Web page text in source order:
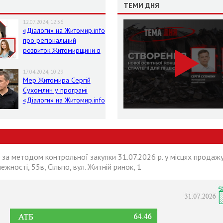
12.07.2024, 12:36
«Діалоги» на Житомир.info
про регіональний
розвиток Житомирщини в
17.04.2024, 10:29
Мер Житомира Сергій
Сухомлин у програмі
«Діалоги» на Житомир.info
ТЕМИ ДНЯ
за методом контрольної закупки 31.07.2026 р. у місцях
55в, Сільпо, вул. Житній ринок, 1